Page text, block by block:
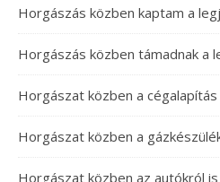
Horgászás közben kaptam a
Horgászás közben támadnak a
Horgászat közben a
Horgászat közben a
Horgászat közben az autókról